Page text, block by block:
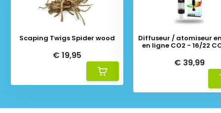
Scaping Twigs Spider wood
€ 19,95
Diffuseur / atomiseur
en ligne CO2 - 16/22
€ 39,99